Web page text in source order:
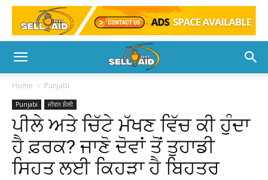
Home Punjabi
Punjabi ਜੀਵਨ ਸ਼ੈਲੀ
ਪੀਲੇ ਅਤੇ ਚਿੱਟੇ ਮੱਖਣ ਵਿੱਚ ਕੀ ਹੁੰਦਾ
ਹੈ ਫ਼ਰਕ? ਜਾਣੋ ਦੋਵਾਂ ਤੋਂ ਤੁਹਾਡੀ
ਸਿਹਤ ਲਈ ਕਿਹੜਾ ਹੈ ਬਿਹਤਰ